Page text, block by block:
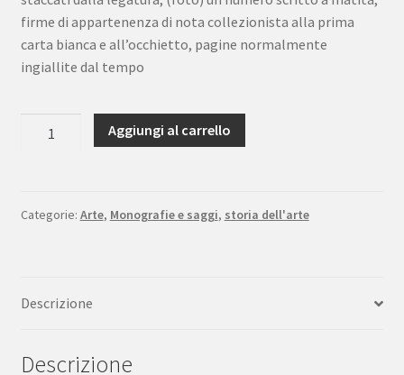
firme di appartenenza di nota collezionista alla prima
carta bianca e all’occhietto, pagine normalmente
ingiallite dal tempo
Manet
oeuvre
1926
Aggiungi al carrello
Categorie: Arte, Monografie e saggi, storia dell'arte
Descrizione
Descrizione